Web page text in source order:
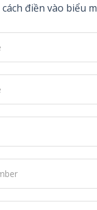
điền vào biểu